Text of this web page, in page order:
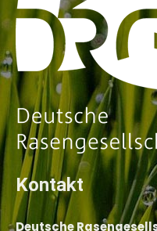
Kontakt
Deutsche